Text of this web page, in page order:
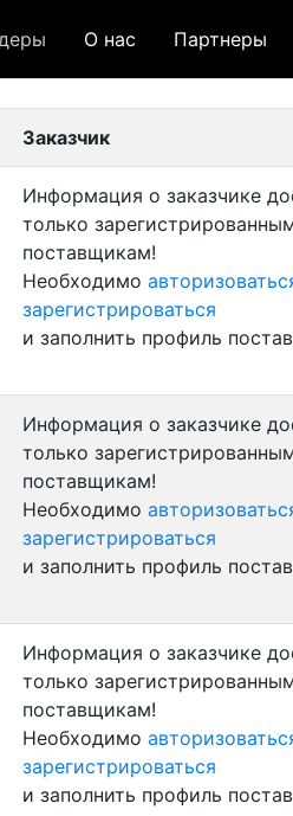
О нас Партнеры
Заказчик
Информация о заказчике
только
поставщикам!
Необходимо
зарегистрироваться
и заполнить профиль
Информация о заказчике
только
поставщикам!
Необходимо
зарегистрироваться
и заполнить профиль
Информация о заказчике
только
поставщикам!
Необходимо
зарегистрироваться
и заполнить профиль